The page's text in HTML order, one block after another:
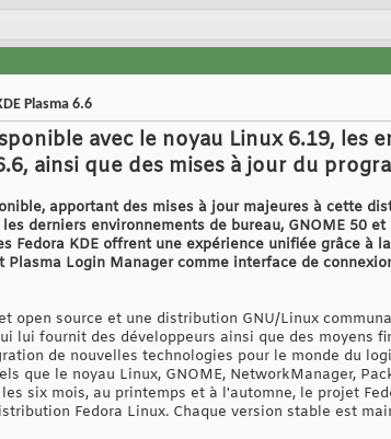
Plasma 6.6
avec le noyau Linux 6.19, les
ainsi que des mises à jour du
apportant des mises à jour majeures à cette
derniers environnements de bureau, GNOME 50 et
Fedora KDE offrent une expérience unifiée grâce à
Login Manager comme interface de
open source et une distribution GNU/Linux
lui fournit des développeurs ainsi que des moyens
de nouvelles technologies pour le monde du
que le noyau Linux, GNOME, NetworkManager,
six mois, au printemps et à l'automne, le projet
Fedora Linux. Chaque version stable est